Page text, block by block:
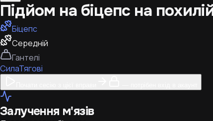
Підйом на біцепс на
Біцепс
Середній
Гантелі
СилаТягові
Залучення м'язів